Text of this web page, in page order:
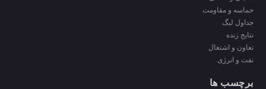
حماسه و مقاومت
جداول لیگ
نتایج زنده
تعاون و اشتغال
نفت و انرژی
برچسب ها